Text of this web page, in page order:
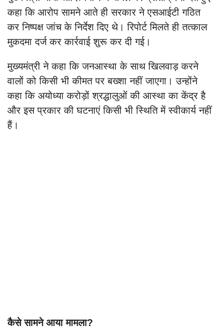
कहा कि आरोप सामने आते ही सरकार ने एसआईटी गठित
कर निष्पक्ष जांच के निर्देश दिए थे। रिपोर्ट मिलते ही तत्काल
मुकदमा दर्ज कर कार्रवाई शुरू कर दी गई।
मुख्यमंत्री ने कहा कि जनआस्था के साथ खिलवाड़ करने
वालों को किसी भी कीमत पर बख्शा नहीं जाएगा। उन्होंने
कहा कि अयोध्या करोड़ों श्रद्धालुओं की आस्था का केंद्र है
और इस प्रकार की घटनाएं किसी भी स्थिति में स्वीकार्य नहीं
हैं।
कैसे सामने आया मामला?